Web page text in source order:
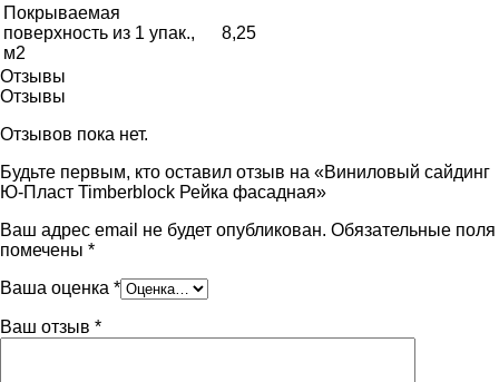
Покрываемая
поверхность из 1 упак.,
м2
8,25
Отзывы
Отзывы
Отзывов пока нет.
Будьте первым, кто оставил отзыв на «Виниловый сайдинг
Ю-Пласт Timberblock Рейка фасадная»
Ваш адрес email не будет опубликован. Обязательные поля
помечены *
Ваша оценка *
Ваш отзыв *